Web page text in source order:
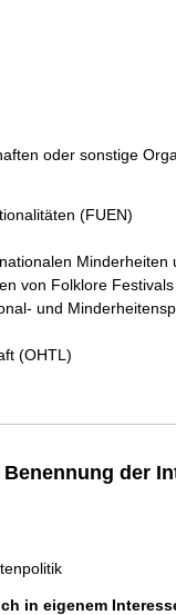
oder sonstige
(FUEN)
Minderheiten
von Folklore
und
(OHTL)
der
in eigenem